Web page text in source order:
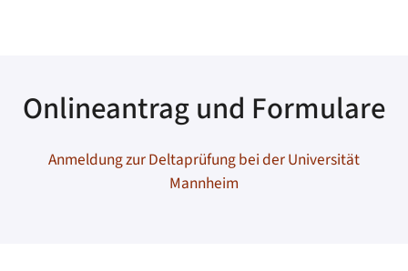
Onlineantrag und Formulare
Anmeldung zur Deltaprüfung bei der Universität
Mannheim